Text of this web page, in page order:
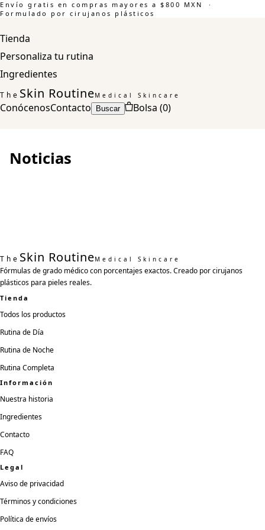
Envío gratis en compras mayores a $800 MXN ·
Formulado por cirujanos plásticos
Tienda
Personaliza tu rutina
Ingredientes
The Skin RoutineMedical Skincare
ConócenosContacto Buscar Bolsa (0)
Noticias
The Skin RoutineMedical Skincare
Fórmulas de grado médico con porcentajes exactos. Creado por cirujanos
plásticos para pieles reales.
Tienda
Todos los productos
Rutina de Día
Rutina de Noche
Rutina Completa
Información
Nuestra historia
Ingredientes
Contacto
FAQ
Legal
Aviso de privacidad
Términos y condiciones
Política de envíos